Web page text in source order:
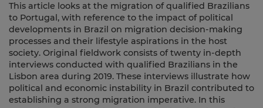
This article looks at the migration of qualified Brazilians
to Portugal, with reference to the impact of political
developments in Brazil on migration decision-making
processes and their lifestyle aspirations in the host
society. Original fieldwork consists of twenty in-depth
interviews conducted with qualified Brazilians in the
Lisbon area during 2019. These interviews illustrate how
political and economic instability in Brazil contributed to
establishing a strong migration imperative. In this